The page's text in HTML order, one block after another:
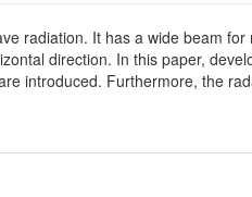
radiation. It has a wide beam
direction. In this paper,
introduced. Furthermore, the